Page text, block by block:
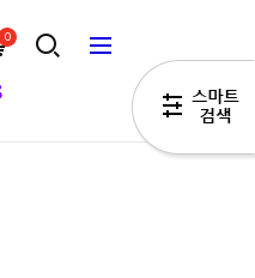
0